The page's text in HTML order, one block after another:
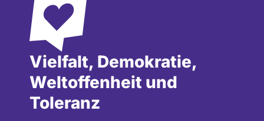
Vielfalt, Demokratie,
Weltoffenheit und
Toleranz